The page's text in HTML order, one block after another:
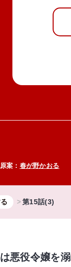
案： 春が野かおる
第15話(3)
悪役令嬢を